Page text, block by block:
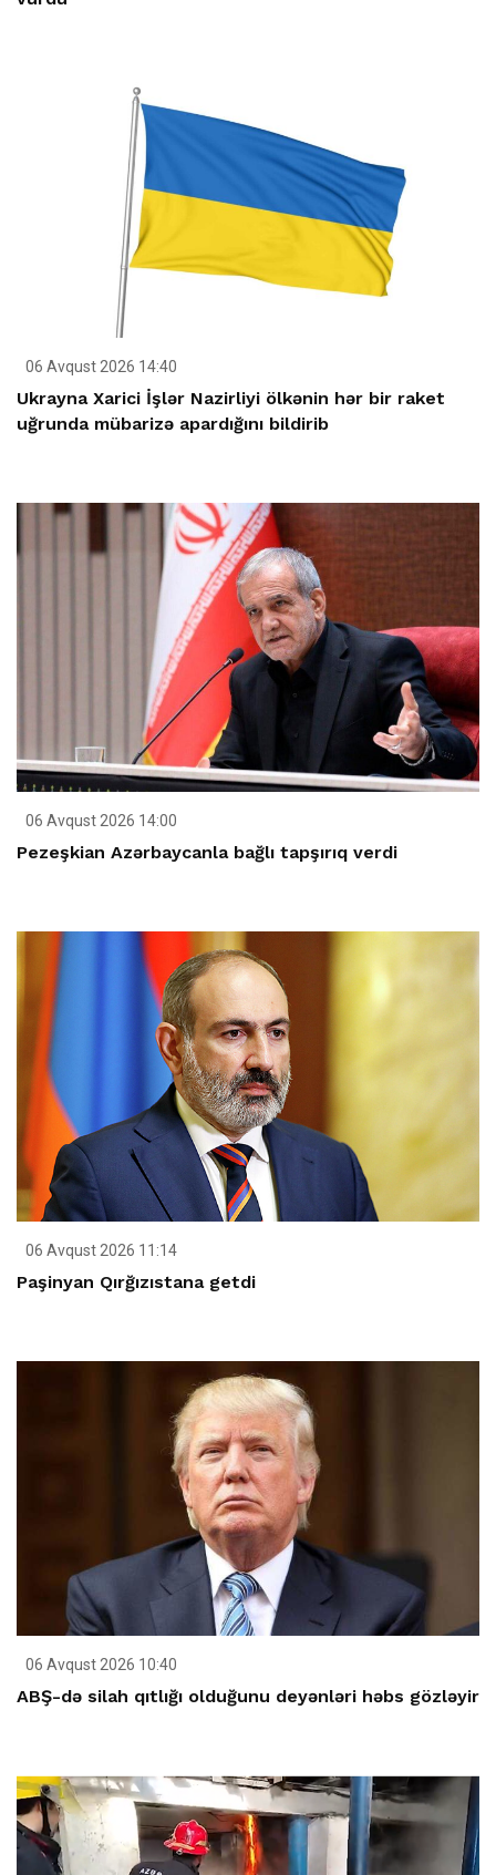
06 Avqust 2026 14:40
Ukrayna Xarici İşlər Nazirliyi ölkənin hər bir raket
uğrunda mübarizə apardığını bildirib
06 Avqust 2026 14:00
Pezeşkian Azərbaycanla bağlı tapşırıq verdi
06 Avqust 2026 11:14
Paşinyan Qırğızıstana getdi
06 Avqust 2026 10:40
ABŞ-də silah qıtlığı olduğunu deyənləri həbs gözləyir